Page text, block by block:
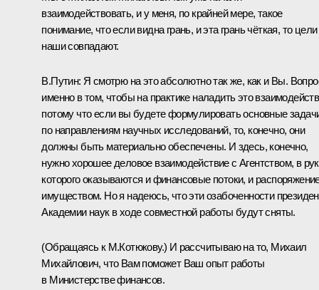
взаимодействовать, и у меня, по крайней мере, такое
понимание, что если видна грань, и эта грань чёткая, то цели
наши совпадают.
В.Путин: Я смотрю на это абсолютно так же, как и Вы.
именно в том, чтобы на практике наладить это
потому что если вы будете формулировать основные
по направлениям научных исследований, то, конечно, они
должны быть материально обеспечены. И здесь, конечно,
нужно хорошее деловое взаимодействие с Агентством, в
которого оказываются и финансовые потоки, и
имуществом. Но я надеюсь, что эти озабоченности
Академии наук в ходе совместной работы будут сняты.
(Обращаясь к М.Котюкову.) И рассчитываю на то, Михаил
Михайлович, что Вам поможет Ваш опыт работы
в Министерстве финансов.